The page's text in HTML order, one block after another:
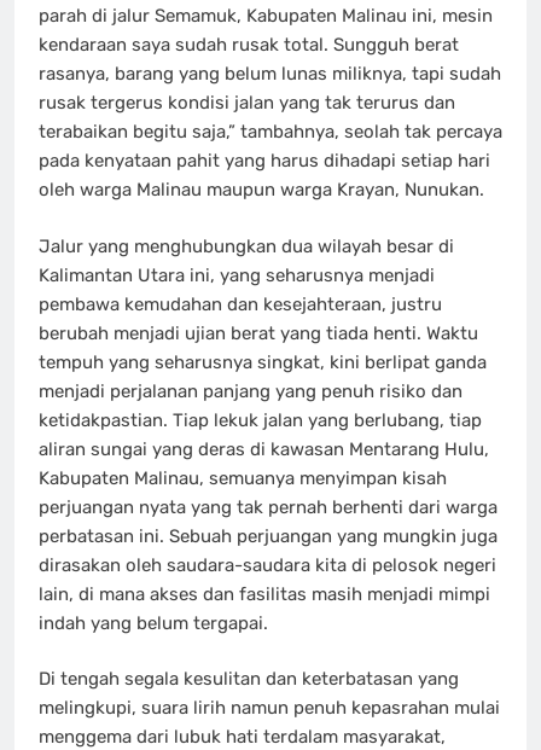
parah di jalur Semamuk, Kabupaten Malinau ini, mesin
kendaraan saya sudah rusak total. Sungguh berat
rasanya, barang yang belum lunas miliknya, tapi sudah
rusak tergerus kondisi jalan yang tak terurus dan
terabaikan begitu saja,” tambahnya, seolah tak percaya
pada kenyataan pahit yang harus dihadapi setiap hari
oleh warga Malinau maupun warga Krayan, Nunukan.
Jalur yang menghubungkan dua wilayah besar di
Kalimantan Utara ini, yang seharusnya menjadi
pembawa kemudahan dan kesejahteraan, justru
berubah menjadi ujian berat yang tiada henti. Waktu
tempuh yang seharusnya singkat, kini berlipat ganda
menjadi perjalanan panjang yang penuh risiko dan
ketidakpastian. Tiap lekuk jalan yang berlubang, tiap
aliran sungai yang deras di kawasan Mentarang Hulu,
Kabupaten Malinau, semuanya menyimpan kisah
perjuangan nyata yang tak pernah berhenti dari warga
perbatasan ini. Sebuah perjuangan yang mungkin juga
dirasakan oleh saudara-saudara kita di pelosok negeri
lain, di mana akses dan fasilitas masih menjadi mimpi
indah yang belum tergapai.
Di tengah segala kesulitan dan keterbatasan yang
melingkupi, suara lirih namun penuh kepasrahan mulai
menggema dari lubuk hati terdalam masyarakat,